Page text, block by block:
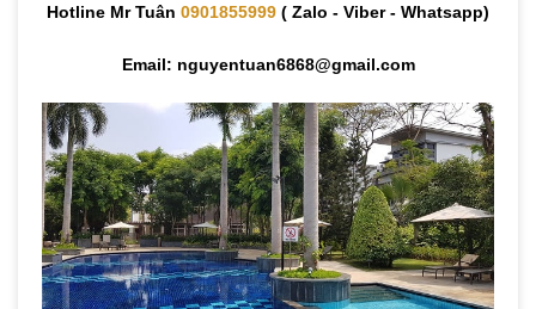
Hotline Mr Tuân 0901855999 ( Zalo - Viber - Whatsapp)
Email: nguyentuan6868@gmail.com